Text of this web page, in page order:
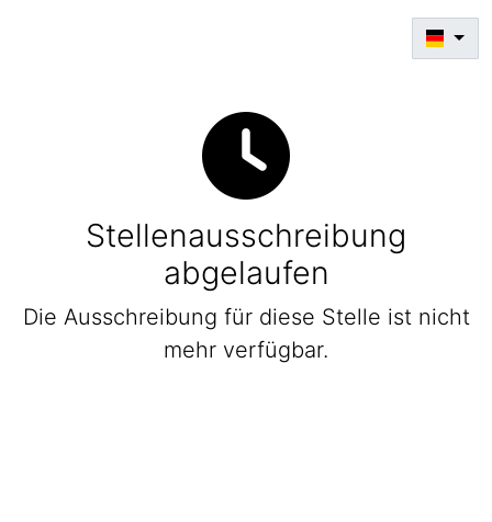
Stellenausschreibung
abgelaufen
Die Ausschreibung für diese Stelle ist nicht
mehr verfügbar.